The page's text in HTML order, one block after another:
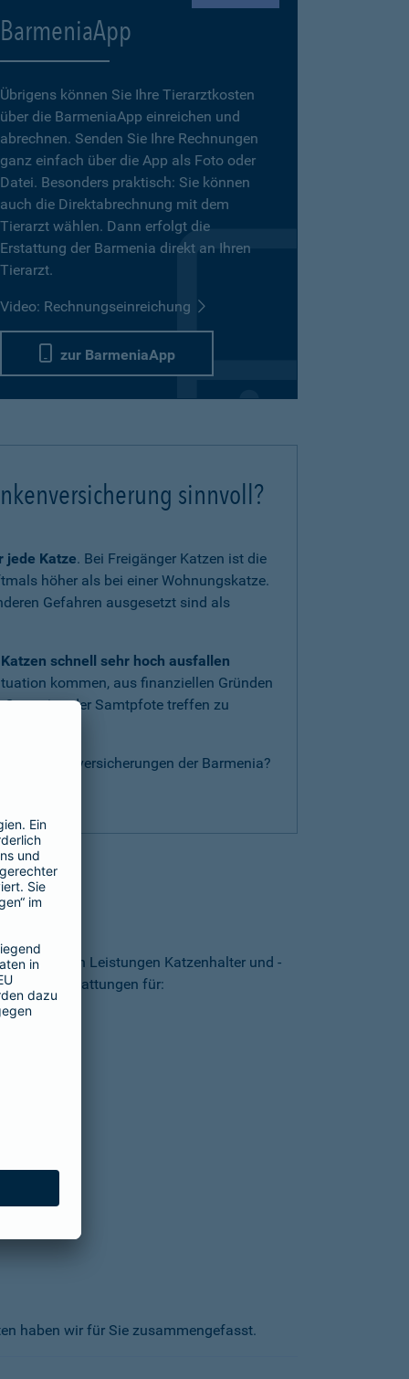
BarmeniaApp
Übrigens können Sie Ihre Tierarztkosten
über die BarmeniaApp einreichen und
abrechnen. Senden Sie Ihre Rechnungen
ganz einfach über die App als Foto oder
Datei. Besonders praktisch: Sie können
auch die Direktabrechnung mit dem
Tierarzt wählen. Dann erfolgt die
Erstattung der Barmenia direkt an Ihren
Tierarzt.
Video: Rechnungseinreichung
zur BarmeniaApp
sinnvoll?
jede Katze. Bei Freigänger Katzen ist die
höher als bei einer Wohnungskatze.
Gefahren ausgesetzt sind als
schnell sehr hoch ausfallen
kommen, aus finanziellen Gründen
der Samtpfote treffen zu
Katzenversicherungen der Barmenia?
Von welchen Leistungen Katzenhalter und -
Erstattungen für:
haben wir für Sie zusammengefasst.